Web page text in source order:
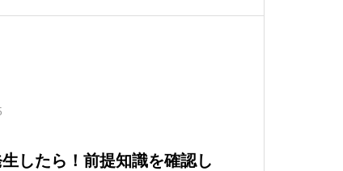
したら！前提知識を確認し